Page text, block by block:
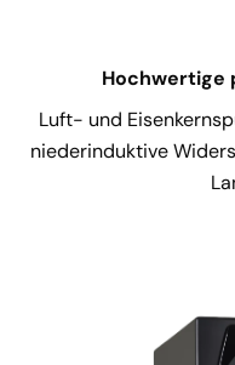
Hochwertige
Luft- und
niederinduktive